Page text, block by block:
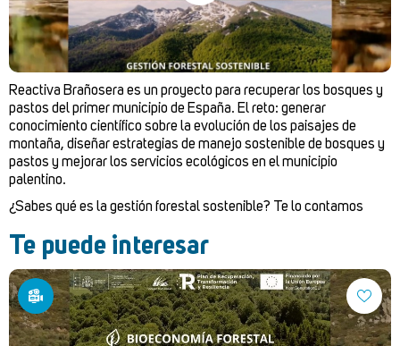
Reactiva Brañosera es un proyecto para recuperar los bosques y
pastos del primer municipio de España. El reto: generar
conocimiento científico sobre la evolución de los paisajes de
montaña, diseñar estrategias de manejo sostenible de bosques y
pastos y mejorar los servicios ecológicos en el municipio
palentino.
¿Sabes qué es la gestión forestal sostenible? Te lo contamos
Te puede interesar